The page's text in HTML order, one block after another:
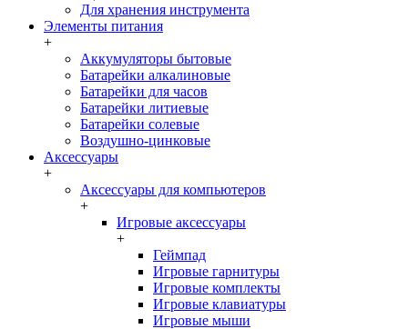
Для хранения инструмента
Элементы питания
+
Аккумуляторы бытовые
Батарейки алкалиновые
Батарейки для часов
Батарейки литиевые
Батарейки солевые
Воздушно-цинковые
Аксессуары
+
Аксессуары для компьютеров
+
Игровые аксессуары
+
Геймпад
Игровые гарнитуры
Игровые комплекты
Игровые клавиатуры
Игровые мыши